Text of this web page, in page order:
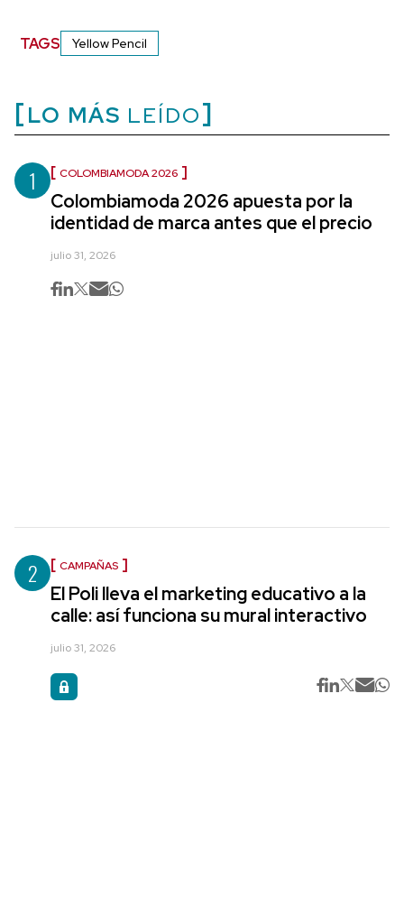
TAGS Yellow Pencil
LO MÁS LEÍDO
1 COLOMBIAMODA 2026
Colombiamoda 2026 apuesta por la
identidad de marca antes que el precio
julio 31, 2026
2 CAMPAÑAS
El Poli lleva el marketing educativo a la
calle: así funciona su mural interactivo
julio 31, 2026